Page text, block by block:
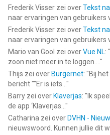
Frederik Visser zei overTekst
naar ervaringen van gebruikers
Frederik Visser zei overTekst
naar ervaringen van gebruikers
Mario van Gool zei overVue NL: "
zoon niet meer in te loggen.... "
Thijs zei over Burgernet: "Bij
bericht ""Er is iets... "
Barry zei over Klaverjas: " Ik
de app ‘Klaverjas... "
Catharina zei over DVHN -
nieuwswoord. Kunnen jullie dit